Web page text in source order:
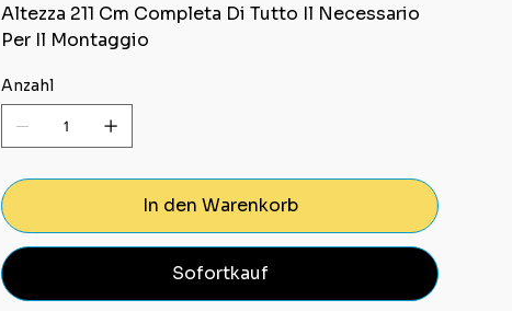
Altezza 211 Cm Completa Di Tutto Il Necessario
Per Il Montaggio
Anzahl
In den Warenkorb
Sofortkauf